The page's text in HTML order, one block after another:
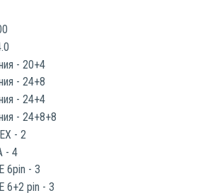
- 20+4
- 24+8
- 24+4
- 24+8+8
- 2
- 4
6pin - 3
6+2 pin - 3